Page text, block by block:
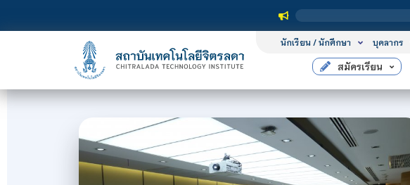
นักเรียน / นักศึกษา บุคลากร
สมัครเรียน